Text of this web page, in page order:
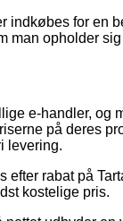
indkøbes for en
man opholder
e-handler, og
på deres
levering.
rabat på
kostelige pris.